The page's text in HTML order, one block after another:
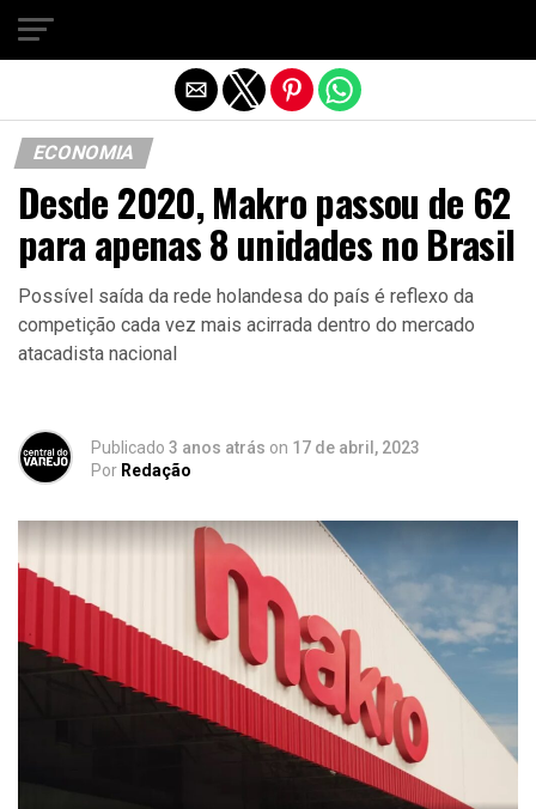
ECONOMIA
Desde 2020, Makro passou de 62
para apenas 8 unidades no Brasil
Possível saída da rede holandesa do país é reflexo da
competição cada vez mais acirrada dentro do mercado
atacadista nacional
Publicado 3 anos atrás on 17 de abril, 2023
Por Redação